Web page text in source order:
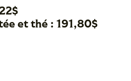
et thé : 191,80$